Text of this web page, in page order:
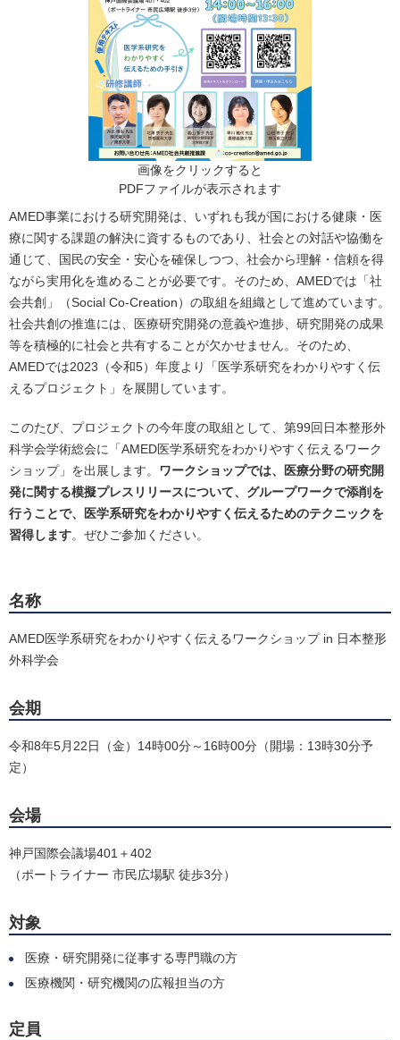
AMED事業における研究開発は、いずれも我が国における健康・医
療に関する課題の解決に資するものであり、社会との対話や協働を
通じて、国民の安全・安心を確保しつつ、社会から理解・信頼を得
ながら実用化を進めることが必要です。そのため、AMEDでは「社
会共創」（Social Co-Creation）の取組を組織として進めています。
社会共創の推進には、医療研究開発の意義や進捗、研究開発の成果
等を積極的に社会と共有することが欠かせません。そのため、
AMEDでは2023（令和5）年度より「医学系研究をわかりやすく伝
えるプロジェクト」を展開しています。
このたび、プロジェクトの今年度の取組として、第99回日本整形外
科学会学術総会に「AMED医学系研究をわかりやすく伝えるワーク
ショップ」を出展します。
ワークショップでは、医療分野の研究開
発に関する模擬プレスリリースについて、グループワークで添削を
行うことで、医学系研究をわかりやすく伝えるためのテクニックを
習得します。ぜひご参加ください。
画像をクリックすると
PDFファイルが表示されます
名称
AMED医学系研究をわかりやすく伝えるワークショップ in 日本整形
外科学会
会期
令和8年5月22日（金）14時00分～16時00分（開場：13時30分予
定）
会場
神戸国際会議場401＋402
（ポートライナー 市民広場駅 徒歩3分）
対象
医療・研究開発に従事する専門職の方
医療機関・研究機関の広報担当の方
定員